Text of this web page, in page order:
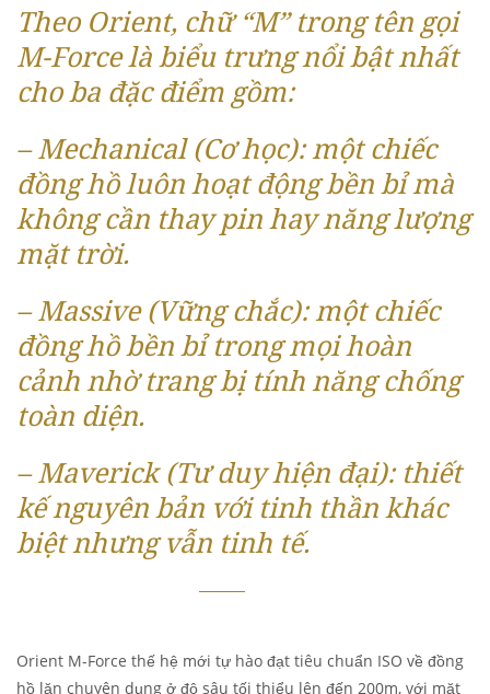
Theo Orient, chữ “M” trong tên gọi
M-Force là biểu trưng nổi bật nhất
cho ba đặc điểm gồm:
– Mechanical (Cơ học): một chiếc
đồng hồ luôn hoạt động bền bỉ mà
không cần thay pin hay năng lượng
mặt trời.
– Massive (Vững chắc): một chiếc
đồng hồ bền bỉ trong mọi hoàn
cảnh nhờ trang bị tính năng chống
toàn diện.
– Maverick (Tư duy hiện đại): thiết
kế nguyên bản với tinh thần khác
biệt nhưng vẫn tinh tế.
Orient M-Force thế hệ mới tự hào đạt tiêu chuẩn ISO về đồng
hồ lặn chuyên dụng ở độ sâu tối thiểu lên đến 200m, với mặt